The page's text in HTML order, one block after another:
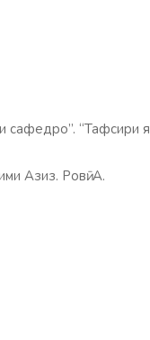
сафедро”. “Тафсири
Азиз. Ровӣ: А.